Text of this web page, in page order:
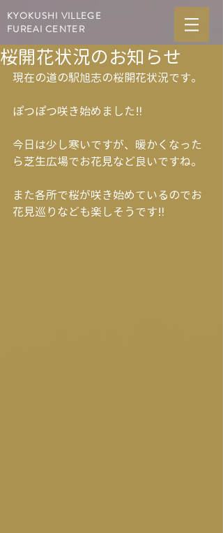
KYOKUSHI VILLEGE
FUREAI CENTER
桜開花状況のお知らせ
現在の道の駅旭志の桜開花状況です。
ぽつぽつ咲き始めました‼︎
今日は少し寒いですが、暖かくなった
ら芝生広場でお花見など良いですね。
また各所で桜が咲き始めているのでお
花見巡りなども楽しそうです‼︎